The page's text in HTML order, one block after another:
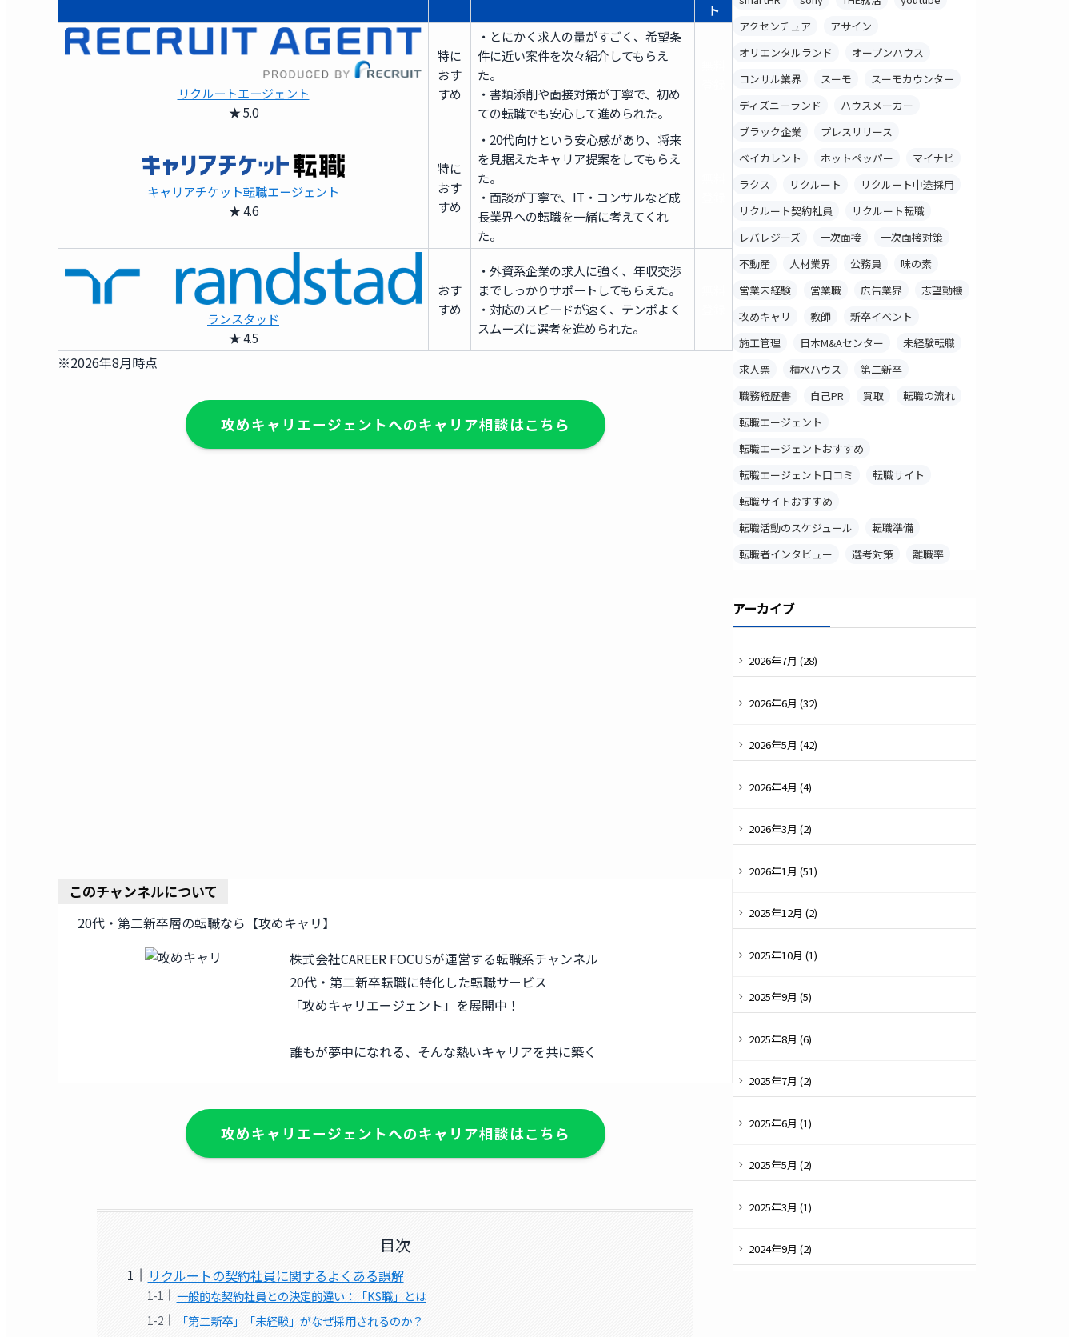
ト
リクルートエージェント
★ 5.0
特に
おす
すめ
・とにかく求人の量がすごく、希望条
件に近い案件を次々紹介してもらえ
た。
・書類添削や面接対策が丁寧で、初め
ての転職でも安心して進められた。
キャリアチケット転職エージェント
★ 4.6
特に
おす
すめ
・20代向けという安心感があり、将来
を見据えたキャリア提案をしてもらえ
た。
・面談が丁寧で、IT・コンサルなど成
長業界への転職を一緒に考えてくれ
た。
ランスタッド
★ 4.5
おす
すめ
・外資系企業の求人に強く、年収交渉
までしっかりサポートしてもらえた。
・対応のスピードが速く、テンポよく
スムーズに選考を進められた。
※2026年8月時点
攻めキャリエージェントへのキャリア相談はこちら
このチャンネルについて
20代・第二新卒層の転職なら【攻めキャリ】
株式会社CAREER FOCUSが運営する転職系チャンネル
20代・第二新卒転職に特化した転職サービス
「攻めキャリエージェント」を展開中！
誰もが夢中になれる、そんな熱いキャリアを共に築く
攻めキャリエージェントへのキャリア相談はこちら
目次
リクルートの契約社員に関するよくある誤解
一般的な契約社員との決定的違い：「KS職」とは
「第二新卒」「未経験」がなぜ採用されるのか？
アクセンチュア
アサイン
オリエンタルランド
オープンハウス
コンサル業界
スーモ
スーモカウンター
ディズニーランド
ハウスメーカー
ブラック企業
プレスリリース
ベイカレント
ホットペッパー
マイナビ
ラクス
リクルート
リクルート中途採用
リクルート契約社員
リクルート転職
レバレジーズ
一次面接
一次面接対策
不動産
人材業界 公務員
味の素
営業未経験
営業職 広告業界
志望動機
攻めキャリ
教師
新卒イベント
施工管理
日本M&Aセンター
未経験転職
求人票
積水ハウス
第二新卒
職務経歴書
自己PR 買取
転職の流れ
転職エージェント
転職エージェントおすすめ
転職エージェント口コミ
転職サイト
転職サイトおすすめ
転職活動のスケジュール
転職準備
転職者インタビュー
選考対策 離職率
アーカイブ
2026年7月 (28)
2026年6月 (32)
2026年5月 (42)
2026年4月 (4)
2026年3月 (2)
2026年1月 (51)
2025年12月 (2)
2025年10月 (1)
2025年9月 (5)
2025年8月 (6)
2025年7月 (2)
2025年6月 (1)
2025年5月 (2)
2025年3月 (1)
2024年9月 (2)